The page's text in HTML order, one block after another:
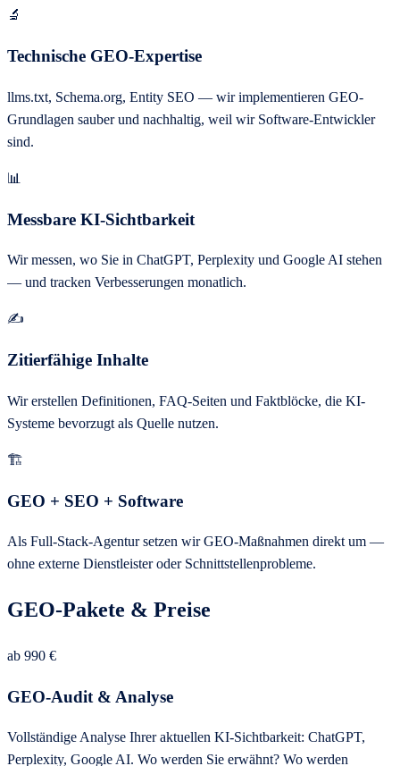
🔬
Technische GEO-Expertise
llms.txt, Schema.org, Entity SEO — wir implementieren GEO-
Grundlagen sauber und nachhaltig, weil wir Software-Entwickler
sind.
📊
Messbare KI-Sichtbarkeit
Wir messen, wo Sie in ChatGPT, Perplexity und Google AI stehen
— und tracken Verbesserungen monatlich.
✍️
Zitierfähige Inhalte
Wir erstellen Definitionen, FAQ-Seiten und Faktblöcke, die KI-
Systeme bevorzugt als Quelle nutzen.
🏗️
GEO + SEO + Software
Als Full-Stack-Agentur setzen wir GEO-Maßnahmen direkt um —
ohne externe Dienstleister oder Schnittstellenprobleme.
GEO-Pakete & Preise
ab 990 €
GEO-Audit & Analyse
Vollständige Analyse Ihrer aktuellen KI-Sichtbarkeit: ChatGPT,
Perplexity, Google AI. Wo werden Sie erwähnt? Wo werden